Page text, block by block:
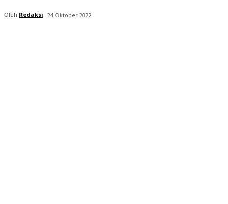
Oleh Redaksi 24 Oktober 2022